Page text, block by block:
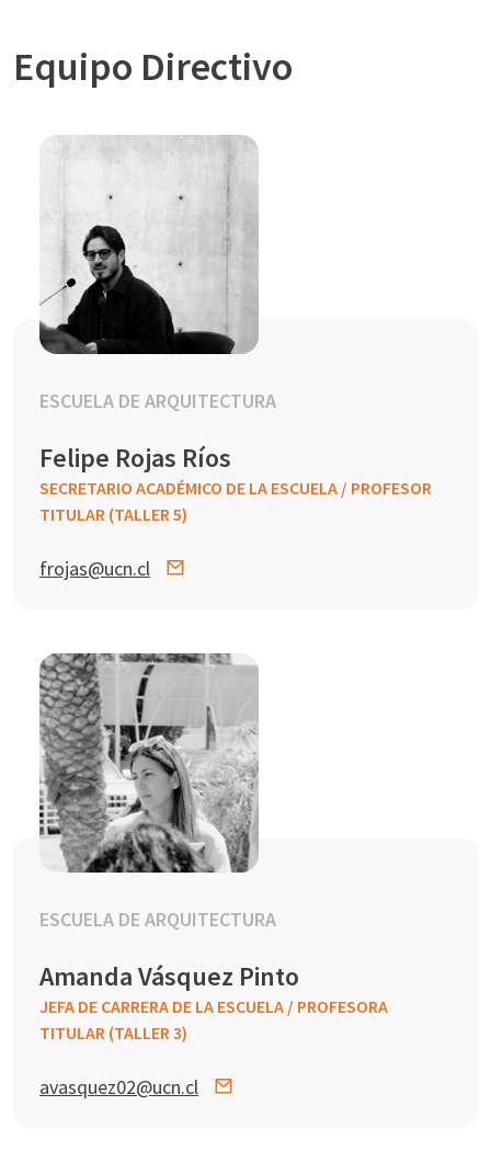
Equipo Directivo
ESCUELA DE ARQUITECTURA
Felipe Rojas Ríos
SECRETARIO ACADÉMICO DE LA ESCUELA / PROFESOR
TITULAR (TALLER 5)
frojas@ucn.cl
ESCUELA DE ARQUITECTURA
Amanda Vásquez Pinto
JEFA DE CARRERA DE LA ESCUELA / PROFESORA
TITULAR (TALLER 3)
avasquez02@ucn.cl